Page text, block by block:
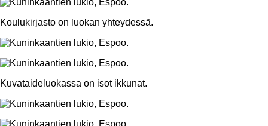
Koulukirjasto on luokan yhteydessä.
Kuvataideluokassa on isot ikkunat.